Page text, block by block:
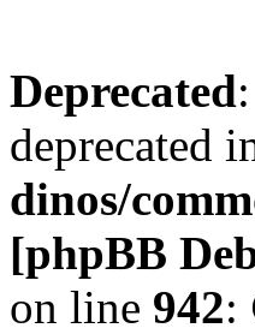
Deprecated
deprecated
dinos/
[phpBB
on line 942: